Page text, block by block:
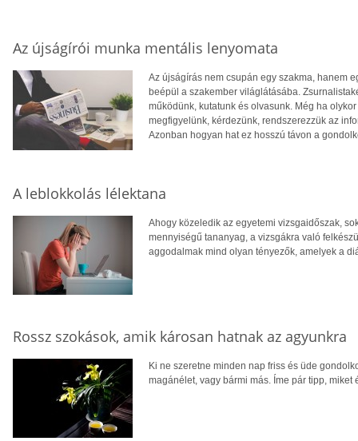
Az újságírói munka mentális lenyomata
Az újságírás nem csupán egy szakma, hanem
beépül a szakember világlátásába.
működünk, kutatunk és olvasunk. Még ha
megfigyelünk, kérdezünk, rendszerezzük az
Azonban hogyan hat ez hosszú távon a
A leblokkolás lélektana
Ahogy közeledik az egyetemi vizsgaidőszak,
mennyiségű tananyag, a vizsgákra való
aggodalmak mind olyan tényezők, amelyek a
Rossz szokások, amik károsan hatnak az agyunkra
Ki ne szeretne minden nap friss és üde
magánélet, vagy bármi más. Íme pár tipp,